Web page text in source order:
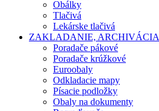
Obálky
Tlačivá
Lekárske tlačivá
ZAKLADANIE, ARCHIVÁCIA
Poradače pákové
Poradače krúžkové
Euroobaly
Odkladacie mapy
Písacie podložky
Obaly na dokumenty